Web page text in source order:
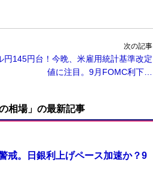
次の記事
円145円台！今晩、米雇用統計基準改定
値に注目。9月FOMC利下…
相場」の最新記事
戒。日銀利上げペース加速か？9